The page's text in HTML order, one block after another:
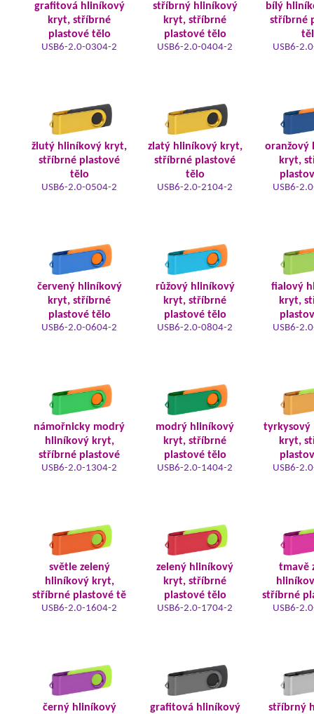
grafitová hliníkový
kryt, stříbrné
plastové tělo
USB6-2.0-0304-2
stříbrný hliníkový
kryt, stříbrné
plastové tělo
USB6-2.0-0404-2
bílý
stříbrné
USB6-
žlutý hliníkový kryt,
stříbrné plastové
tělo
USB6-2.0-0504-2
zlatý hliníkový kryt,
stříbrné plastové
tělo
USB6-2.0-2104-2
oranžový
kryt,
USB6-
červený hliníkový
kryt, stříbrné
plastové tělo
USB6-2.0-0604-2
růžový hliníkový
kryt, stříbrné
plastové tělo
USB6-2.0-0804-2
fialový
kryt,
USB6-
námořnicky modrý
hliníkový kryt,
stříbrné plastové
USB6-2.0-1304-2
modrý hliníkový
kryt, stříbrné
plastové tělo
USB6-2.0-1404-2
tyrkysový
kryt,
USB6-
světle zelený
hliníkový kryt,
stříbrné plastové tě
USB6-2.0-1604-2
zelený hliníkový
kryt, stříbrné
plastové tělo
USB6-2.0-1704-2
tmavě
stříbrné
USB6-
černý hliníkový
grafitová hliníkový
stříbrný